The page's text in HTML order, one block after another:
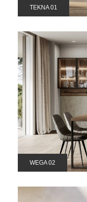
TEKNA 01
WEGA 02